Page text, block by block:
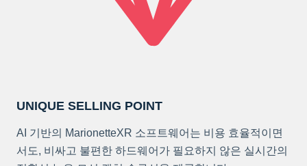
UNIQUE SELLING POINT
AI 기반의 MarionetteXR 소프트웨어는 비용 효율적이면
서도, 비싸고 불편한 하드웨어가 필요하지 않은 실시간의